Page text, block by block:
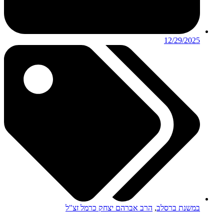
12/29/2025
במשנת ברסלב, הרב אברהם יצחק כרמל זצ"ל